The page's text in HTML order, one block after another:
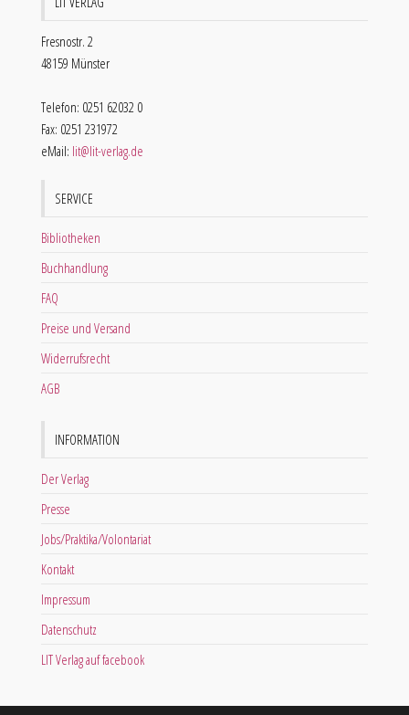
Fresnostr. 2
48159 Münster
Telefon: 0251 62032 0
Fax: 0251 231972
eMail: lit@lit-verlag.de
SERVICE
Bibliotheken
Buchhandlung
FAQ
Preise und Versand
Widerrufsrecht
AGB
INFORMATION
Der Verlag
Presse
Jobs/Praktika/Volontariat
Kontakt
Impressum
Datenschutz
LIT Verlag auf facebook